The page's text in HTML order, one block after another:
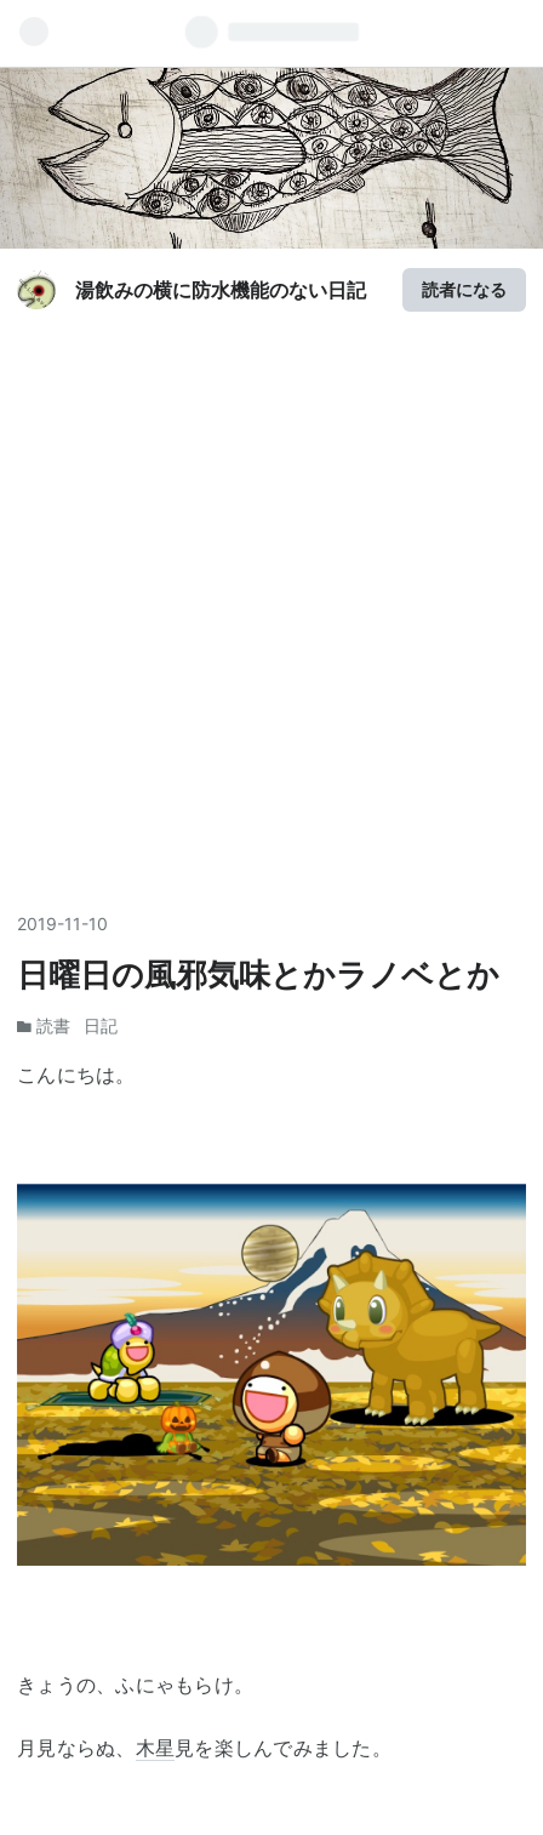
湯飲みの横に防水機能のない日記 読者になる
2019-11-10
日曜日の風邪気味とかラノベとか
読書 日記
こんにちは。
きょうの、ふにゃもらけ。
月見ならぬ、 木星 見を楽しんでみました。